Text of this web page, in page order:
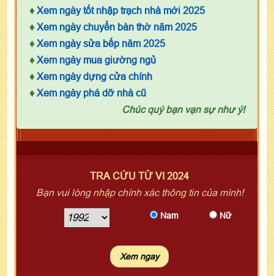
♦ Xem ngày tốt nhập trạch nhà mới 2025
♦ Xem ngày chuyển bàn thờ năm 2025
♦ Xem ngày sửa bếp năm 2025
♦ Xem ngày mua giường ngủ
♦ Xem ngày dựng cửa chính
♦ Xem ngày phá dỡ nhà cũ
Chúc quý bạn vạn sự như ý!
TRA CỨU TỬ VI 2024
Bạn vui lòng nhập chính xác thông tin của mình!
Nam Nữ